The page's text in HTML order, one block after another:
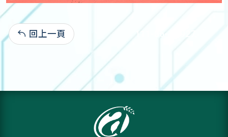
回上一頁 111-06-24:927